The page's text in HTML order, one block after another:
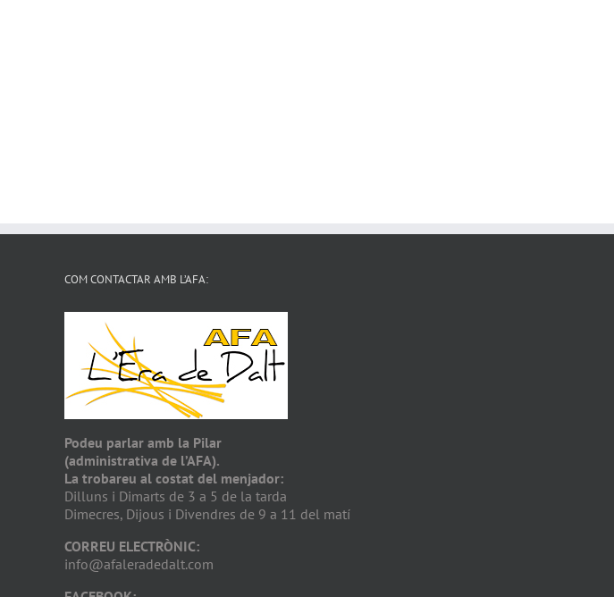
COM CONTACTAR AMB L’AFA:
Podeu parlar amb la Pilar
(administrativa de l’AFA).
La trobareu al costat del menjador:
Dilluns i Dimarts de 3 a 5 de la tarda
Dimecres, Dijous i Divendres de 9 a 11 del matí
CORREU ELECTRÒNIC:
info@afaleradedalt.com